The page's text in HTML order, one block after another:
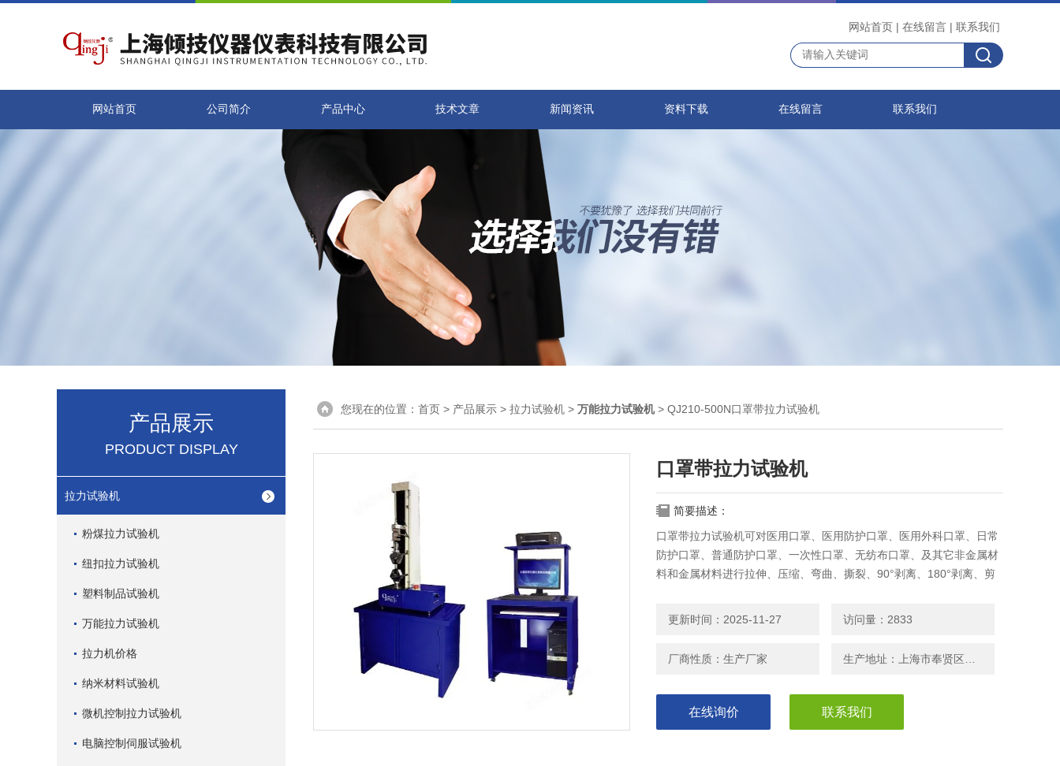
网站首页 | 在线留言 | 联系我们
网站首页 公司简介 产品中心 技术文章 新闻资讯 资料下载 在线留言 联系我们
产品展示
PRODUCT DISPLAY
拉力试验机
粉煤拉力试验机
纽扣拉力试验机
塑料制品试验机
万能拉力试验机
拉力机价格
纳米材料试验机
微机控制拉力试验机
电脑控制伺服试验机
您现在的位置： 首页 > 产品展示 > 拉力试验机 > 万能拉力试验机> QJ210-500N口罩带拉力试验机
口罩带拉力试验机
简要描述：
口罩带拉力试验机可对医用口罩、医用防护口罩、医用外科口罩、日常
防护口罩、普通防护口罩、一次性口罩、无纺布口罩、及其它非金属材
料和金属材料进行拉伸、压缩、弯曲、撕裂、90°剥离、180°剥离、剪
更新时间：2025-11-27 访问量：2833
厂商性质：生产厂家
在线询价 联系我们